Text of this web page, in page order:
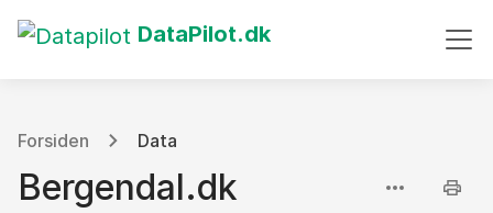
DataPilot.dk
Forsiden Data
Bergendal.dk